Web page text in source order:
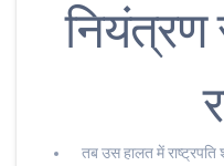
तब उस हालत में राष्ट्रपति